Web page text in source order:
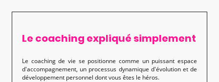
Le coaching expliqué simplement
Le coaching de vie se positionne comme un puissant espace
d'accompagnement, un processus dynamique d'évolution et de
développement personnel dont vous êtes le héros.